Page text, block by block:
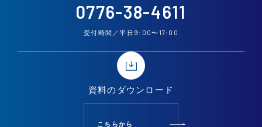
0776-38-4611
受付時間／平日 9:00〜 17:00
資料の ダウンロード
こちらから